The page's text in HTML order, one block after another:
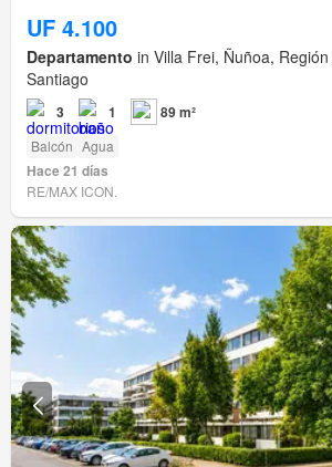
UF 4.100
Departamento in Villa Frei, Ñuñoa,
Santiago
3 1 89 m²
Balcón Agua
Hace 21 días
RE/MAX ICON.